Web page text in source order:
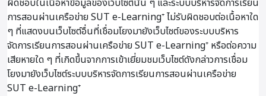
ผิดชอบในเนื้อหาข้อมูลของเว็บไซต์นั้น ๆ และระบบบริหารจัดการเรียน
การสอนผ่านเครือข่าย SUT e-Learning⁺ ไม่รับผิดชอบต่อเนื้อหาใด
ๆ ที่แสดงบนเว็บไซต์อื่นที่เชื่อมโยงมายังเว็บไซต์ของระบบบริหาร
จัดการเรียนการสอนผ่านเครือข่าย SUT e-Learning⁺ หรือต่อความ
เสียหายใด ๆ ที่เกิดขึ้นจากการเข้าเยี่ยมชมเว็บไซต์ดังกล่าวการเชื่อม
โยงมายังเว็บไซต์ระบบบริหารจัดการเรียนการสอนผ่านเครือข่าย
SUT e-Learning⁺